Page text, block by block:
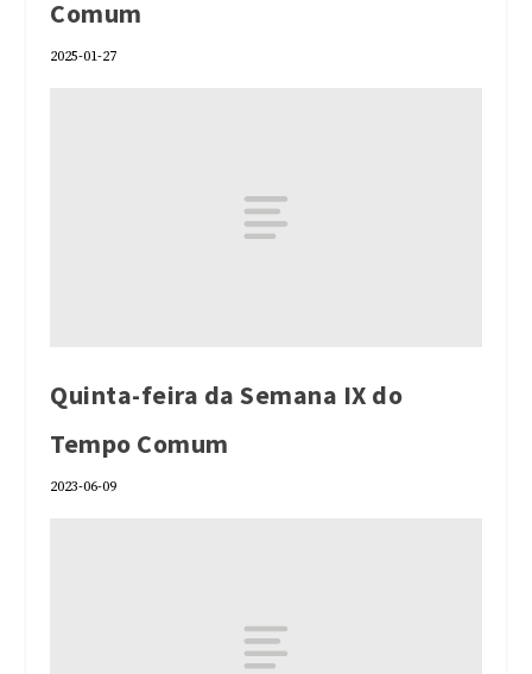
Comum
2025-01-27
Quinta-feira da Semana IX do
Tempo Comum
2023-06-09